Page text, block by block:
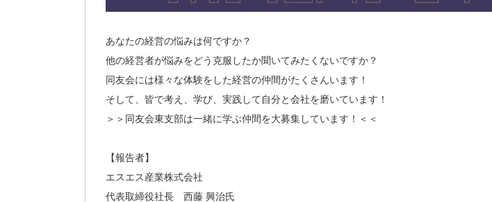
あなたの経営の悩みは何ですか？
他の経営者が悩みをどう克服したか聞いてみたくないですか？
同友会には様々な体験をした経営の仲間がたくさんいます！
そして、皆で考え、学び、実践して自分と会社を磨いています！
＞＞同友会東支部は一緒に学ぶ仲間を大募集しています！＜＜
【報告者】
エスエス産業株式会社
代表取締役社長 西藤 興治氏